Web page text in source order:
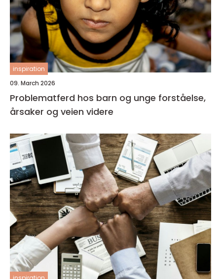
inspiration
09. March 2026
Problematferd hos barn og unge forståelse,
årsaker og veien videre